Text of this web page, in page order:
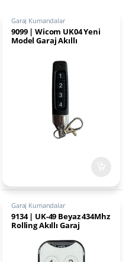
Garaj Kumandalar
9099 | Wicom UK04 Yeni
Model Garaj Akıllı
Garaj Kumandalar
9134 | UK-49 Beyaz 434Mhz
Rolling Akıllı Garaj